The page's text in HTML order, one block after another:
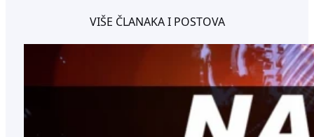
VIŠE ČLANAKA I POSTOVA